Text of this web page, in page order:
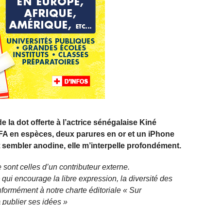
la dot offerte à l’actrice sénégalaise Kiné
en espèces, deux parures en or et un iPhone
anodine, elle m’interpelle profondément.
celles d’un contributeur externe.
encourage la libre expression, la diversité des
à notre charte éditoriale « Sur
publier ses idées »